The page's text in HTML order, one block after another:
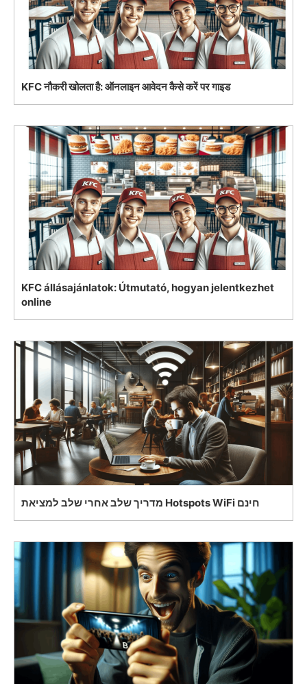
KFC नौकरी खोलता है: ऑनलाइन आवेदन कैसे करें पर गाइड
KFC állásajánlatok: Útmutató, hogyan jelentkezhet
online
מדריך שלב אחרי שלב למציאת Hotspots WiFi חינם